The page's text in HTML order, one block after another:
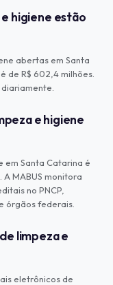
higiene estão
abertas em Santa
de R$ 602,4 milhões.
e higiene
em Santa Catarina é
A MABUS monitora
no PNCP,
órgãos federais.
limpeza e
eletrônicos de